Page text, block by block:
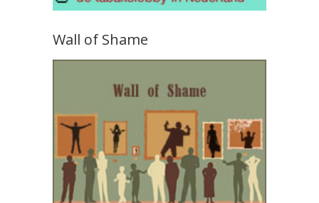
Wall of Shame